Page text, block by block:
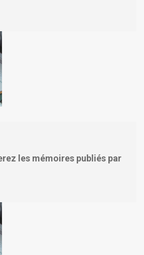
les mémoires publiés par